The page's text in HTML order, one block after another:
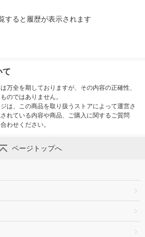
すると履歴が表示されます
て
万全を期しておりますが、その内容の正確性、
のではありません。
は、この商品を取り扱うストアによって運営さ
れている内容や商品、ご購入に関するご質問
わせください。
ページトップへ